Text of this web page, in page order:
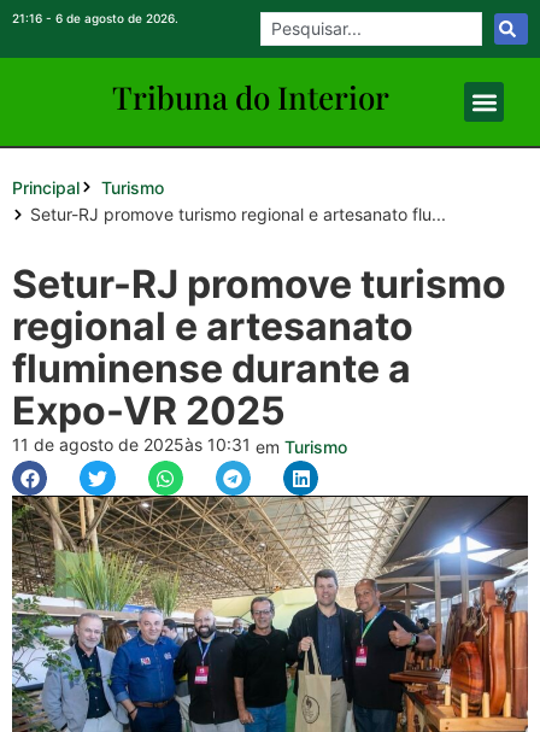
21:16 - 6 de agosto de 2026.
Tribuna do Interior
Principal
Turismo
Setur-RJ promove turismo regional e artesanato flu...
Setur-RJ promove turismo
regional e artesanato
fluminense durante a
Expo-VR 2025
11 de agosto de 2025às 10:31 em Turismo